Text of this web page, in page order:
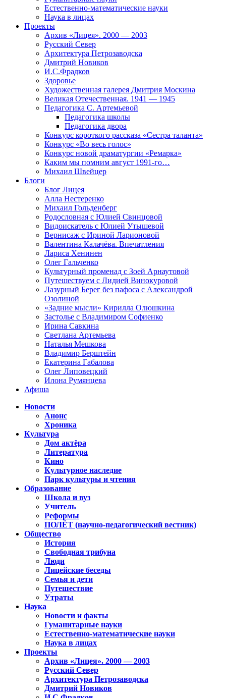
Естественно-математические науки
Наука в лицах
Проекты
Архив «Лицея». 2000 — 2003
Русский Север
Архитектура Петрозаводска
Дмитрий Новиков
И.С.Фрадков
Здоровье
Художественная галерея Дмитрия Москина
Великая Отечественная. 1941 — 1945
Педагогика С. Артемьевой
Педагогика школы
Педагогика двора
Конкурс короткого рассказа «Сестра таланта»
Конкурс «Во весь голос»
Конкурс новой драматургии «Ремарка»
Каким мы помним август 1991-го…
Михаил Швейцер
Блоги
Блог Лицея
Алла Нестеренко
Михаил Гольденберг
Родословная с Юлией Свинцовой
Видоискатель с Юлией Утышевой
Вернисаж с Ириной Ларионовой
Валентина Калачёва. Впечатления
Лариса Хенинен
Олег Гальченко
Культурный променад с Зоей Арнаутовой
Путешествуем с Лидией Винокуровой
Лазурный Берег без пафоса с Александрой
Озолиной
«Задние мысли» Кирилла Олюшкина
Застолье с Владимиром Софиенко
Ирина Савкина
Светлана Артемьева
Наталья Мешкова
Владимир Берштейн
Екатерина Габалова
Олег Липовецкий
Илона Румянцева
Афиша
Новости
Анонс
Хроника
Культура
Дом актёра
Литература
Кино
Культурное наследие
Парк культуры и чтения
Образование
Школа и вуз
Учитель
Реформы
ПОЛЁТ (научно-педагогический вестник)
Общество
История
Свободная трибуна
Люди
Лицейские беседы
Семья и дети
Путешествие
Утраты
Наука
Новости и факты
Гуманитарные науки
Естественно-математические науки
Наука в лицах
Проекты
Архив «Лицея». 2000 — 2003
Русский Север
Архитектура Петрозаводска
Дмитрий Новиков